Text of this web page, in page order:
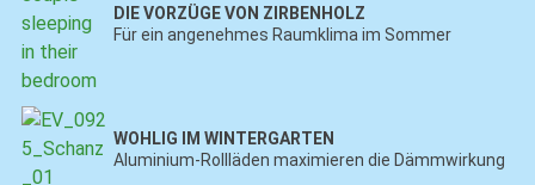
DIE VORZÜGE VON ZIRBENHOLZ
Für ein angenehmes Raumklima im Sommer
WOHLIG IM WINTERGARTEN
Aluminium-Rollläden maximieren die Dämmwirkung